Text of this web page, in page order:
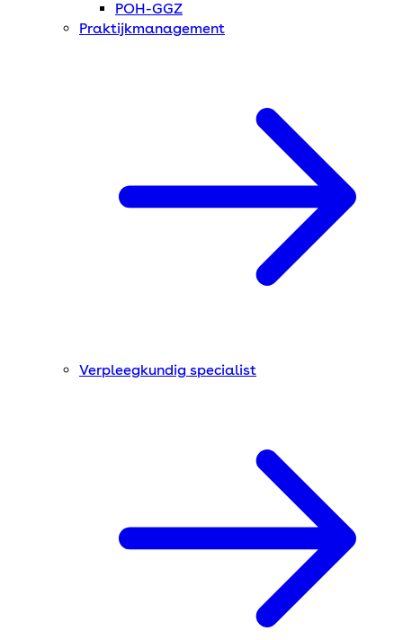
POH-GGZ
Praktijkmanagement
Verpleegkundig specialist